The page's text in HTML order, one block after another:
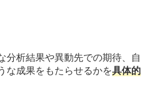
分析結果や異動先での期待、自
な成果をもたらせるかを具体的